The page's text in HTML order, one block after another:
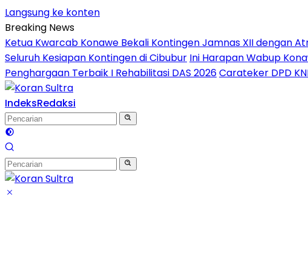
Langsung ke konten
Breaking News
Ketua Kwarcab Konawe Bekali Kontingen Jamnas XII dengan
Seluruh Kesiapan Kontingen di Cibubur Ini Harapan Wabup
Penghargaan Terbaik I Rehabilitasi DAS 2026Carateker DPD
IndeksRedaksi